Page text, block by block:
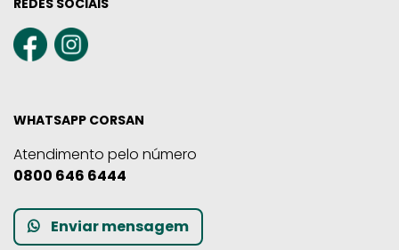
WHATSAPP CORSAN
Atendimento pelo número
0800 646 6444
Enviar mensagem